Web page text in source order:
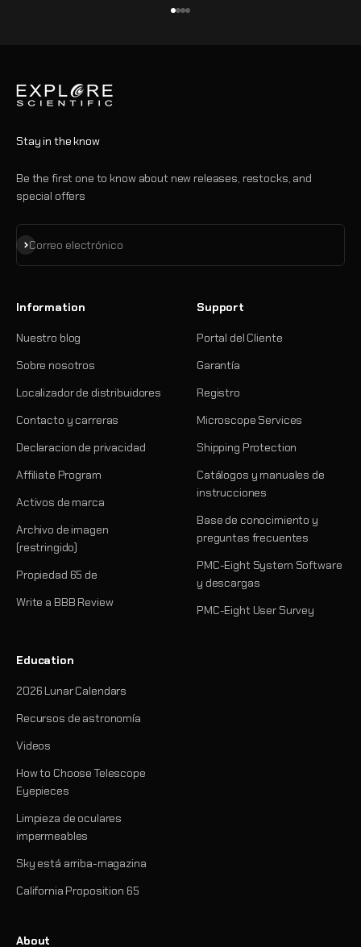
Stay in the know
Be the first one to know about new releases, restocks, and
special offers
Correo electrónico
Suscribirse
Information
Nuestro blog
Sobre nosotros
Localizador de distribuidores
Contacto y carreras
Declaracion de privacidad
Affiliate Program
Activos de marca
Archivo de imagen
(restringido)
Propiedad 65 de
Write a BBB Review
Support
Portal del Cliente
Garantía
Registro
Microscope Services
Shipping Protection
Catálogos y manuales de
instrucciones
Base de conocimiento y
preguntas frecuentes
PMC-Eight System Software
y descargas
PMC-Eight User Survey
Education
2026 Lunar Calendars
Recursos de astronomía
Videos
How to Choose Telescope
Eyepieces
Limpieza de oculares
impermeables
Sky está arriba-magazina
California Proposition 65
About